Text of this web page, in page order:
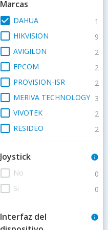
Marcas
check_box DAHUA 1
check_box_outline_blank HIKVISION 9
check_box_outline_blank AVIGILON 2
check_box_outline_blank EPCOM 2
check_box_outline_blank PROVISION-ISR 2
check_box_outline_blank MERIVA TECHNOLOGY 3
check_box_outline_blank VIVOTEK 2
check_box_outline_blank RESIDEO 2
Joystick info
check_box_outline_blank No 0
check_box_outline_blank Si 0
Interfaz del
info